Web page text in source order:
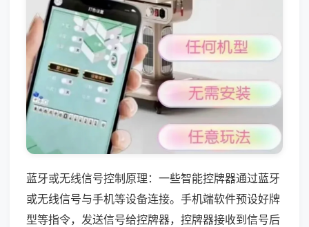
蓝牙或无线信号控制原理：一些智能控牌器通过蓝牙
或无线信号与手机等设备连接。手机端软件预设好牌
型等指令，发送信号给控牌器，控牌器接收到信号后